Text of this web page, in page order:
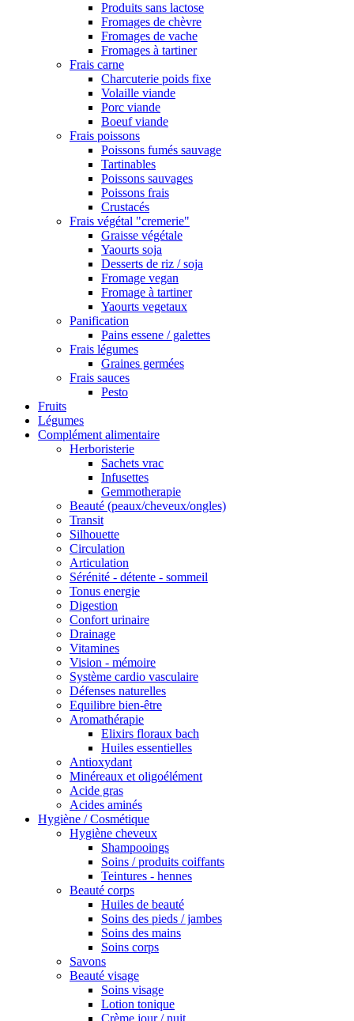
Produits sans lactose
Fromages de chèvre
Fromages de vache
Fromages à tartiner
Frais carne
Charcuterie poids fixe
Volaille viande
Porc viande
Boeuf viande
Frais poissons
Poissons fumés sauvage
Tartinables
Poissons sauvages
Poissons frais
Crustacés
Frais végétal "cremerie"
Graisse végétale
Yaourts soja
Desserts de riz / soja
Fromage vegan
Fromage à tartiner
Yaourts vegetaux
Panification
Pains essene / galettes
Frais légumes
Graines germées
Frais sauces
Pesto
Fruits
Légumes
Complément alimentaire
Herboristerie
Sachets vrac
Infusettes
Gemmotherapie
Beauté (peaux/cheveux/ongles)
Transit
Silhouette
Circulation
Articulation
Sérénité - détente - sommeil
Tonus energie
Digestion
Confort urinaire
Drainage
Vitamines
Vision - mémoire
Système cardio vasculaire
Défenses naturelles
Equilibre bien-être
Aromathérapie
Elixirs floraux bach
Huiles essentielles
Antioxydant
Minéreaux et oligoélément
Acide gras
Acides aminés
Hygiène / Cosmétique
Hygiène cheveux
Shampooings
Soins / produits coiffants
Teintures - hennes
Beauté corps
Huiles de beauté
Soins des pieds / jambes
Soins des mains
Soins corps
Savons
Beauté visage
Soins visage
Lotion tonique
Crème jour / nuit